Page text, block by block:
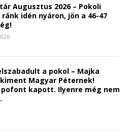
Augusztus 2026 – Pokoli
idén nyáron, jön a 46-47
a pokol – Majka
Magyar Péternek!
kapott. Ilyenre még nem